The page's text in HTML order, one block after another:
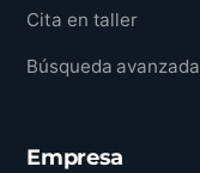
Cita en taller
Búsqueda avanzada
Empresa